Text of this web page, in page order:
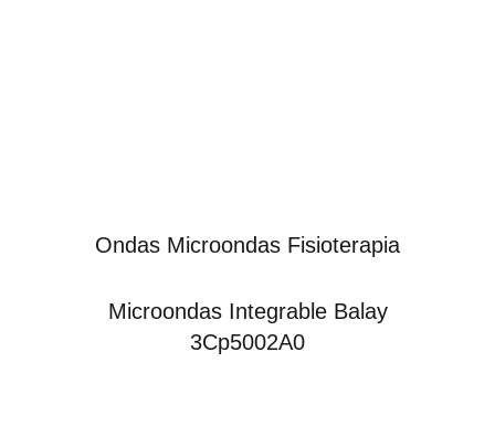
Ondas Microondas Fisioterapia
Microondas Integrable Balay
3Cp5002A0